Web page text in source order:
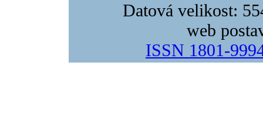
Datová velikost:
web
ISSN 1801-